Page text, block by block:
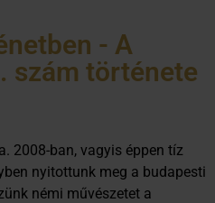
- A
szám története
2008-ban, vagyis éppen tíz
nyitottunk meg a budapesti
némi művészetet a